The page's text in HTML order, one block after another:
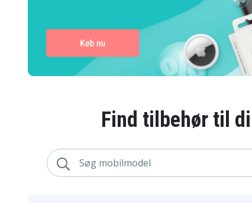
Find tilbehør til